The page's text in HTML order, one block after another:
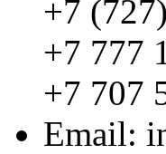
+7
+7 777
+7 707
Email: